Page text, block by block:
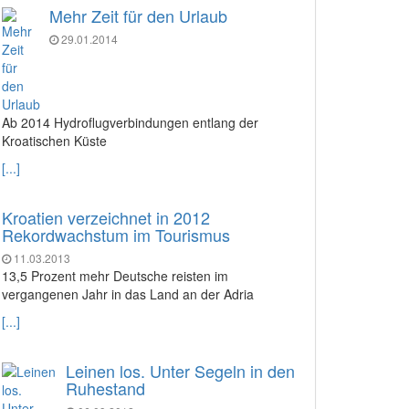
Mehr Zeit für den Urlaub
29.01.2014
Ab 2014 Hydroflugverbindungen entlang der
Kroatischen Küste
[...]
Kroatien verzeichnet in 2012
Rekordwachstum im Tourismus
11.03.2013
13,5 Prozent mehr Deutsche reisten im
vergangenen Jahr in das Land an der Adria
[...]
Leinen los. Unter Segeln in den
Ruhestand